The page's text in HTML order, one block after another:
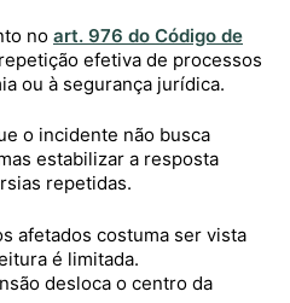
no art. 976 do Código de
efetiva de processos
ou à segurança jurídica.
o incidente não busca
estabilizar a resposta
repetidas.
afetados costuma ser vista
é limitada.
desloca o centro da